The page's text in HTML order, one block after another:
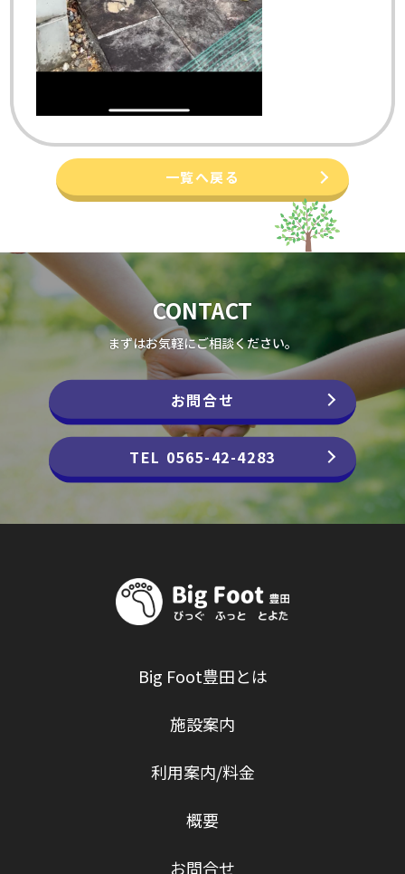
一覧へ戻る
CONTACT
まずはお気軽にご相談ください。
お問合せ
TEL 0565-42-4283
Big Foot豊田とは
施設案内
利用案内/料金
概要
お問合せ